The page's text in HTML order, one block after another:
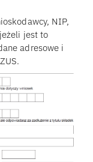
NIP,
jest to
adresowe i